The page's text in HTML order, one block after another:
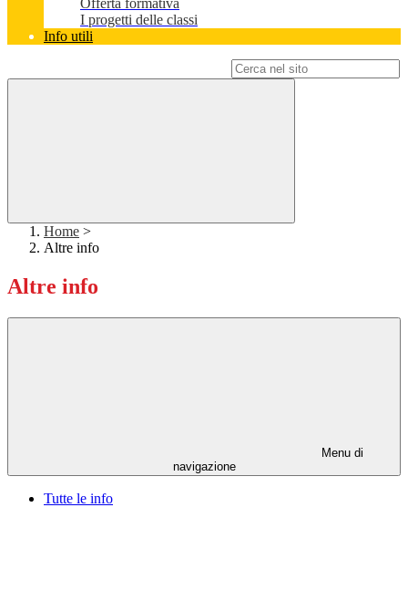
Offerta formativa
I progetti delle classi
Info utili
Home >
Altre info
Altre info
Menu di
navigazione
Tutte le info